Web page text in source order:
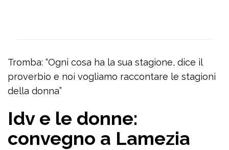
Tromba: “Ogni cosa ha la sua stagione, dice il
proverbio e noi vogliamo raccontare le stagioni
della donna”
Idv e le donne:
convegno a Lamezia